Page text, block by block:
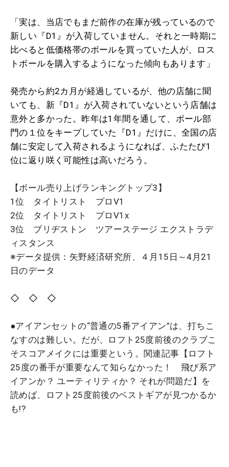
「実は、当店でもまだ前作の在庫が残っているので
新しい『D1』が入荷していません。それと一時期に
比べると低価格帯のボールを買っていた人が、ロス
トボールを購入するようになった傾向もあります」
発売から約2カ月が経過しているが、他の店舗に聞
いても、新『D1』が入荷されていないという店舗は
意外と多かった。昨年は1年間を通して、ボール部
門の１位をキープしていた『D1』だけに、全国の店
舗に安定して入荷されるようになれば、ふたたび1
位に返り咲く可能性は高いだろう。
【ボール売り上げランキングトップ3】
1位 タイトリスト プロV1
2位 タイトリスト プロV1x
3位 ブリヂストン ツアーステージ エクストラデ
ィスタンス
※データ提供：矢野経済研究所、４月15日～4月21
日のデータ
◇ ◇ ◇
●アイアンセットの“普通の5番アイアン”は、打ちこ
なすのは難しい。だが、ロフト25度前後のクラブこ
そスコアメイクには重要という。関連記事【ロフト
25度の番手が重要なんて知らなかった！ 飛び系ア
イアンか？ ユーティリティか？ それが問題だ】を
読めば、ロフト25度前後のベストギアが見つかるか
も!?